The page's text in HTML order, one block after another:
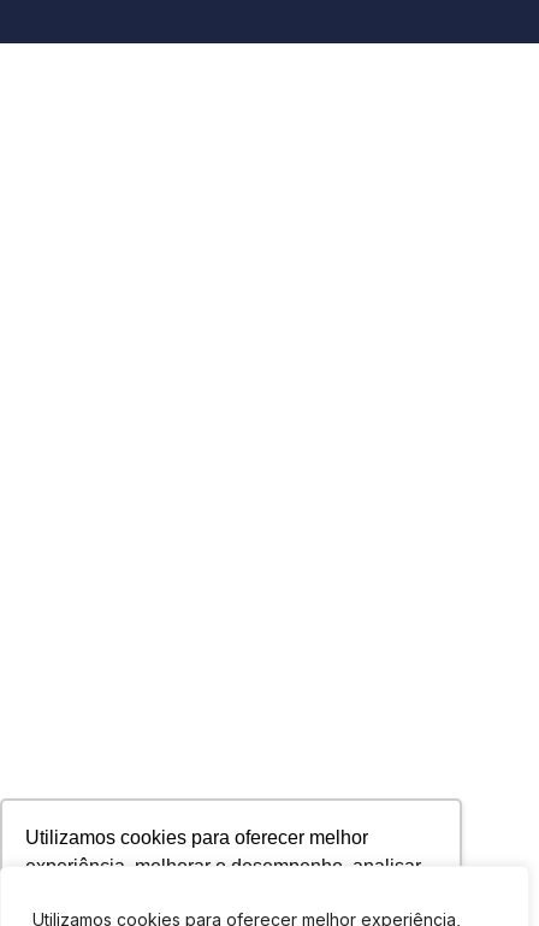
Utilizamos cookies para oferecer melhor
experiência, melhorar o desempenho, analisar
Utilizamos cookies para oferecer melhor experiência,